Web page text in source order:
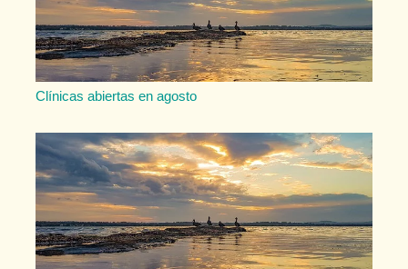
Clínicas abiertas en agosto